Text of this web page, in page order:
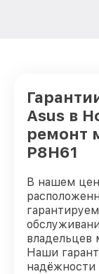
Asus в
ремонт
P8H61
В нашем
владельцев
Наши
надёжности